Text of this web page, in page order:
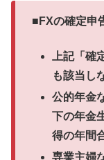
■FXの確定申
上記「確
も該当し
公的年金
下の年金
得の年間
専業主婦